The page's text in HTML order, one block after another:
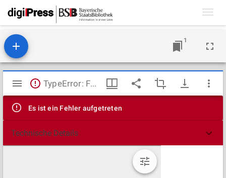
1
Mirador
Viewer
TypeError: Failed to fetch
Es ist ein Fehler aufgetreten
Technische Details